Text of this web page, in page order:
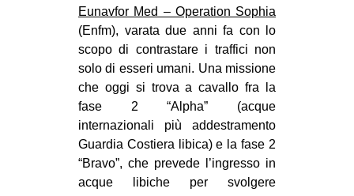
Eunavfor Med – Operation Sophia
(Enfm), varata due anni fa con lo
scopo di contrastare i traffici non
solo di esseri umani. Una missione
che oggi si trova a cavallo fra la
fase 2 “Alpha” (acque
internazionali più addestramento
Guardia Costiera libica) e la fase 2
“Bravo”, che prevede l’ingresso in
acque libiche per svolgere